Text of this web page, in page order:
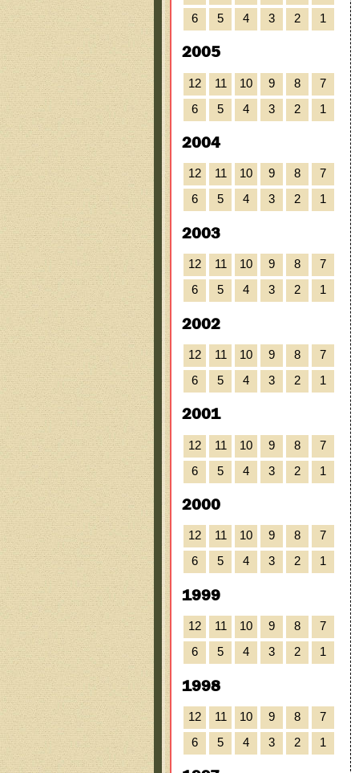
6
5 4 3 2 1
2005
12 11 10 9 8
7
6
5 4 3 2 1
2004
12 11 10 9 8
7
6
5 4 3 2 1
2003
12 11 10 9 8
7
6
5 4 3 2 1
2002
12 11 10 9 8
7
6
5 4 3 2 1
2001
12 11 10 9 8
7
6
5 4 3 2 1
2000
12 11 10 9 8
7
6
5 4 3 2 1
1999
12 11 10 9 8
7
6
5 4 3 2 1
1998
12 11 10 9 8
7
6
5 4 3 2 1